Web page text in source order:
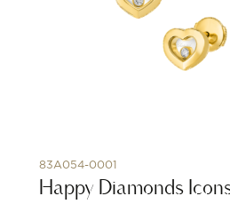
83A054-0001
Happy Diamonds